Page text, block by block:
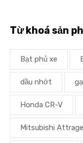
Từ khoá sản
Bạt phủ xe
dầu nhớt
Honda CR-V
Mitsubishi Attrage